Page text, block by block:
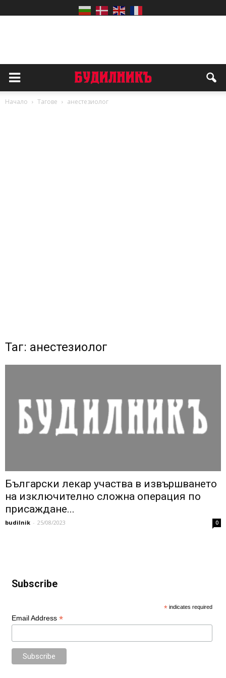
Начало Тагове анестезиолог
Таг: анестезиолог
Български лекар участва в извършването
на изключително сложна операция по
присаждане...
budilnik - 25/08/2023 0
Subscribe
* indicates required
Email Address *